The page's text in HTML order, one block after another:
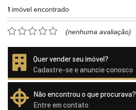
1 imóvel encontrado
(nenhuma avaliação)
Quer vender seu imóvel?
Cadastre-se e anuncie conosco
Não encontrou o que procurava?
Entre em contato